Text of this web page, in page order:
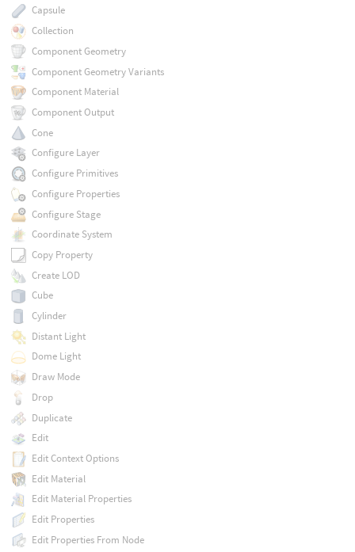
Capsule
Collection
Component Geometry
Component Geometry Variants
Component Material
Component Output
Cone
Configure Layer
Configure Primitives
Configure Properties
Configure Stage
Coordinate System
Copy Property
Create LOD
Cube
Cylinder
Distant Light
Dome Light
Draw Mode
Drop
Duplicate
Edit
Edit Context Options
Edit Material
Edit Material Properties
Edit Properties
Edit Properties From Node